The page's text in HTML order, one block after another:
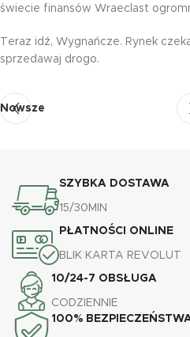
świecie finansów Wraeclast
Teraz idź, Wygnańcze. Rynek
sprzedawaj drogo.
Nowsze
SZYBKA DOSTAWA
15/30MIN
PŁATNOŚCI ONLINE
BLIK KARTA REVOLUT
10/24-7 OBSŁUGA
CODZIENNIE
100%